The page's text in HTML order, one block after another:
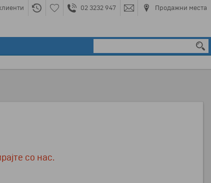
02 3232 947 Продажни места
со нас.